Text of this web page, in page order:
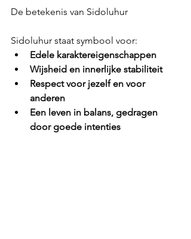
De betekenis van Sidoluhur
Sidoluhur staat symbool voor:
Edele karaktereigenschappen
Wijsheid en innerlijke stabiliteit
Respect voor jezelf en voor
anderen
Een leven in balans, gedragen
door goede intenties